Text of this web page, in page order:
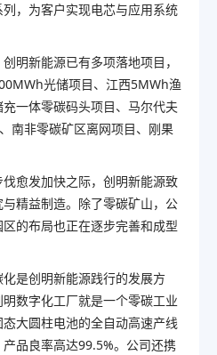
，为客户实现电芯与应用系统
明新能源已有多项落地项目，
光储项目、江西5MWh渔
一体零碳码头项目、马尔代夫
南非零碳矿区离网项目、刚果
愈发加快之际，创明新能源致
精益制造。除了零碳矿山，公
的布局也正在逐步完善和成型
是创明新能源践行的发展方
数字化工厂就是一个零碳工业
大圆柱电池的全自动高速产线
品良率高达99.5%。公司还携